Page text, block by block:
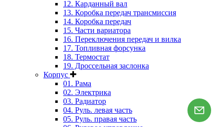
12. Карданный вал
13. Коробка передач трансмиссия
14. Коробка передач
15. Части вариатора
16. Переключения передач и вилка
17. Топливная форсунка
18. Термостат
19. Дроссельная заслонка
Корпус
01. Рама
02. Электрика
03. Радиатор
04. Руль. левая часть
05. Руль. правая часть